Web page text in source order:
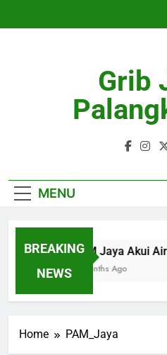
Grib
MENU
BREAKING
NEWS
PAM Jaya Akui Air
4 Months Ago
Home PAM_Jaya